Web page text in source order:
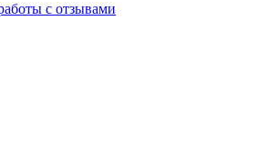
с отзывами